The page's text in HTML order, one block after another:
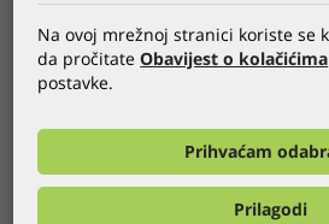
Na ovoj mrežnoj stranici koriste se
da pročitateObavijest o kolačićima
postavke.
Prihvaćam
Prilagodi